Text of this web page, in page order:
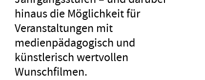
hinaus die Möglichkeit für
Veranstaltungen mit
medienpädagogisch und
künstlerisch wertvollen
Wunschfilmen.